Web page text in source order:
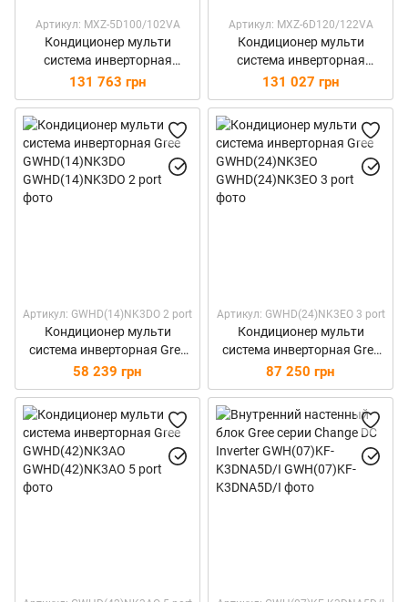
Артикул: MXZ-5D100/102VA
Кондиционер мульти
система инверторная
Mitsubishi Electric MXZ-
5D100/102VA
131 763 грн
Артикул: MXZ-6D120/122VA
Кондиционер мульти
система инверторная
Mitsubishi Electric MXZ-
6D120/122VA
131 027 грн
Артикул: GWHD(14)NK3DO 2 port
Кондиционер мульти
система инверторная Gree
GWHD(14)NK3DO
58 239 грн
Артикул: GWHD(24)NK3EO 3 port
Кондиционер мульти
система инверторная Gree
GWHD(24)NK3EO
87 250 грн